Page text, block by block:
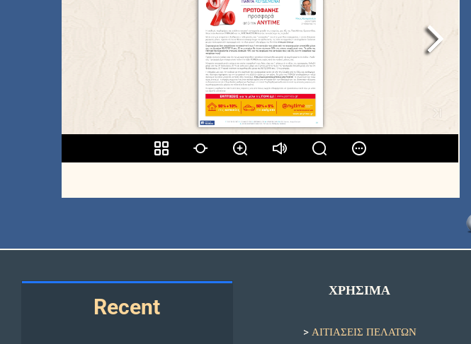
Recent
ΧΡΗΣΙΜΑ
> ΑΙΤΙΑΣΕΙΣ ΠΕΛΑΤΩΝ